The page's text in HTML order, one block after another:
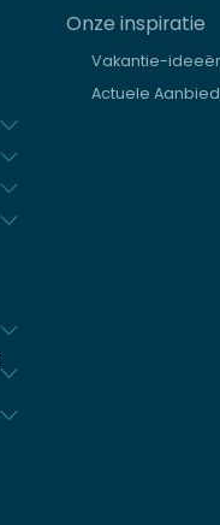
Onze inspiratie
Vakantie-
Actuele